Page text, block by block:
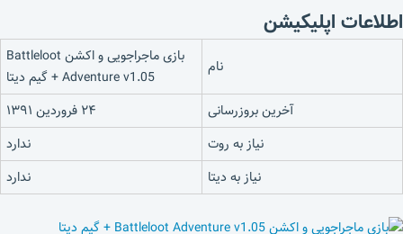
اطلاعات اپلیکیشن
نام
بازی ماجراجویی و اکشن Battleloot
Adventure v1.05 + گیم دیتا
آخرین بروزرسانی
۲۴ فروردین ۱۳۹۱
نیاز به روت
ندارد
نیاز به دیتا
ندارد